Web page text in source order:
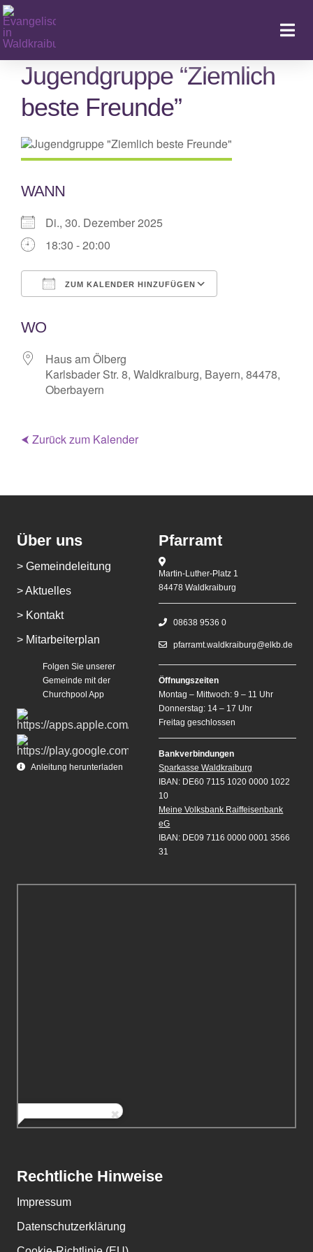
Zum
Inhalt
springen
Jugendgruppe “Ziemlich
beste Freunde”
WANN
Di., 30. Dezember 2025
18:30 - 20:00
ZUM KALENDER HINZUFÜGEN
WO
Haus am Ölberg
Karlsbader Str. 8, Waldkraiburg, Bayern, 84478,
Oberbayern
⮜ Zurück zum Kalender
Über uns
> Gemeindeleitung
> Aktuelles
> Kontakt
> Mitarbeiterplan
Folgen Sie unserer
Gemeinde mit der
Churchpool App
Anleitung herunterladen
Pfarramt
Martin-Luther-Platz 1
84478 Waldkraiburg
08638 9536 0
pfarramt.waldkraiburg@elkb.de
Öffnungszeiten
Montag – Mittwoch: 9 – 11 Uhr
Donnerstag: 14 – 17 Uhr
Freitag geschlossen
Bankverbindungen
Sparkasse Waldkraiburg
IBAN: DE60 7115 1020 0000 1022
10
Meine Volksbank Raiffeisenbank
eG
IBAN: DE09 7116 0000 0001 3566
31
Rechtliche Hinweise
Impressum
Datenschutzerklärung